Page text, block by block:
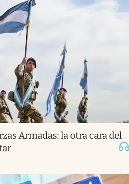
Armadas: la otra cara del